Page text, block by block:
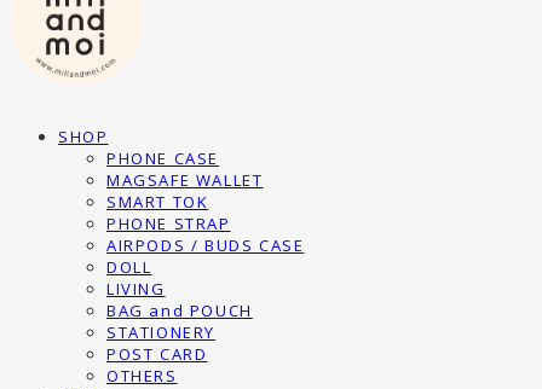
SHOP
PHONE CASE
MAGSAFE WALLET
SMART TOK
PHONE STRAP
AIRPODS / BUDS CASE
DOLL
LIVING
BAG and POUCH
STATIONERY
POST CARD
OTHERS